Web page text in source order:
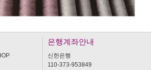
은행계좌안내
신한은행
110-373-953849